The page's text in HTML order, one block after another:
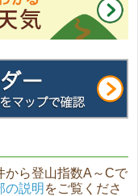
から登山指数A～Cで
の説明 をご覧くださ